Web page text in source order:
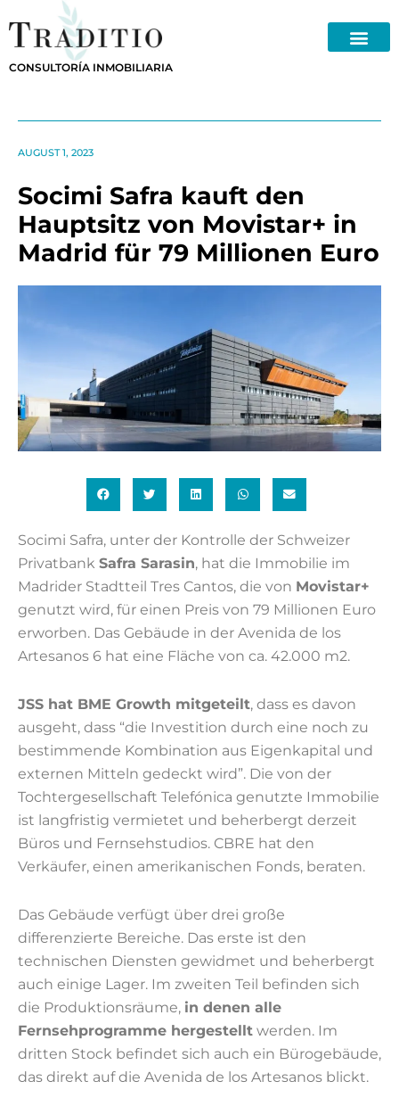
to
CONSULTORÍA INMOBILIARIA
AUGUST 1, 2023
Socimi Safra kauft den
Hauptsitz von Movistar+ in
Madrid für 79 Millionen Euro
Socimi Safra, unter der Kontrolle der Schweizer
Privatbank Safra Sarasin, hat die Immobilie im
Madrider Stadtteil Tres Cantos, die von Movistar+
genutzt wird, für einen Preis von 79 Millionen Euro
erworben. Das Gebäude in der Avenida de los
Artesanos 6 hat eine Fläche von ca. 42.000 m2.
JSS hat BME Growth mitgeteilt, dass es davon
ausgeht, dass “die Investition durch eine noch zu
bestimmende Kombination aus Eigenkapital und
externen Mitteln gedeckt wird”. Die von der
Tochtergesellschaft Telefónica genutzte Immobilie
ist langfristig vermietet und beherbergt derzeit
Büros und Fernsehstudios. CBRE hat den
Verkäufer, einen amerikanischen Fonds, beraten.
Das Gebäude verfügt über drei große
differenzierte Bereiche. Das erste ist den
technischen Diensten gewidmet und beherbergt
auch einige Lager. Im zweiten Teil befinden sich
die Produktionsräume, in denen alle
Fernsehprogramme hergestellt werden. Im
dritten Stock befindet sich auch ein Bürogebäude,
das direkt auf die Avenida de los Artesanos blickt.